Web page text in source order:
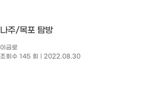
나주/목포 탐방
이금로
조회수 145 회
| 2022.08.30